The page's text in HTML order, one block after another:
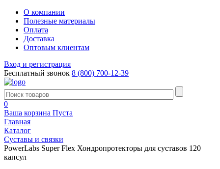
О компании
Полезные материалы
Оплата
Доставка
Оптовым клиентам
Вход и регистрация
Бесплатный звонок 8 (800) 700-12-39
0
Ваша корзина Пуста
Главная
Каталог
Суставы и связки
PowerLabs Super Flex Хондропротекторы для суставов 120
капсул